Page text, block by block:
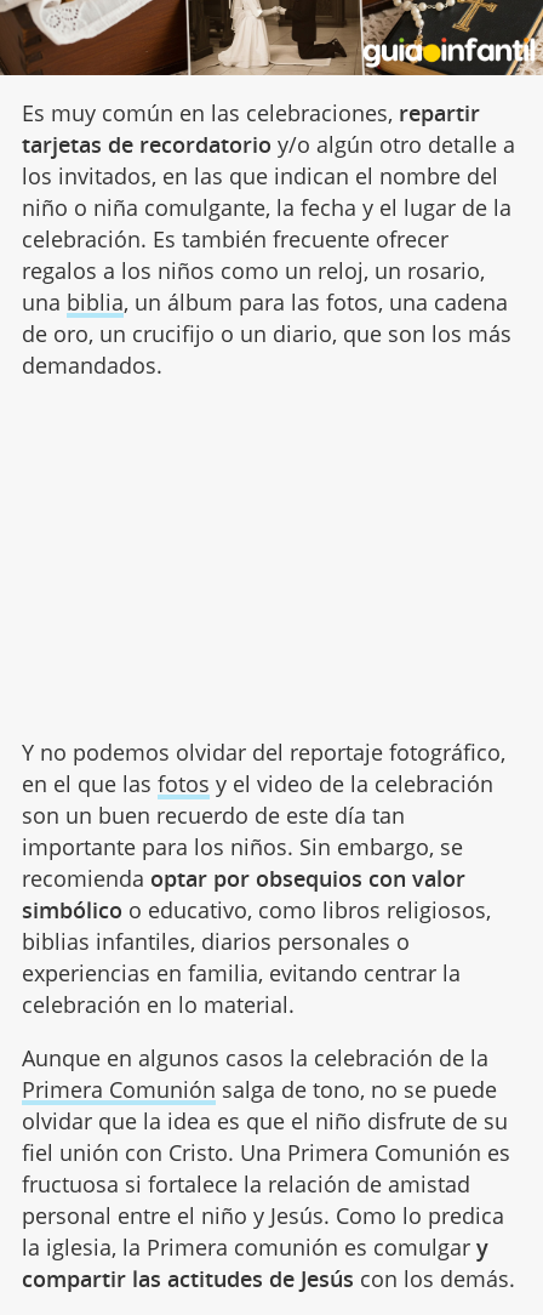
Es muy común en las celebraciones, repartir
tarjetas de recordatorio y/o algún otro detalle a
los invitados, en las que indican el nombre del
niño o niña comulgante, la fecha y el lugar de la
celebración. Es también frecuente ofrecer
regalos a los niños como un reloj, un rosario,
una biblia, un álbum para las fotos, una cadena
de oro, un crucifijo o un diario, que son los más
demandados.
Y no podemos olvidar del reportaje fotográfico,
en el que las fotos y el video de la celebración
son un buen recuerdo de este día tan
importante para los niños. Sin embargo, se
recomienda optar por obsequios con valor
simbólico o educativo, como libros religiosos,
biblias infantiles, diarios personales o
experiencias en familia, evitando centrar la
celebración en lo material.
Aunque en algunos casos la celebración de la
Primera Comunión salga de tono, no se puede
olvidar que la idea es que el niño disfrute de su
fiel unión con Cristo. Una Primera Comunión es
fructuosa si fortalece la relación de amistad
personal entre el niño y Jesús. Como lo predica
la iglesia, la Primera comunión es comulgar y
compartir las actitudes de Jesús con los demás.